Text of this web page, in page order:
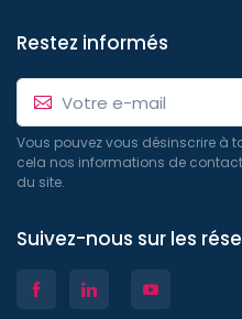
Restez informés
Vous pouvez vous désinscrire à
cela nos informations de
du site.
Suivez-nous sur les